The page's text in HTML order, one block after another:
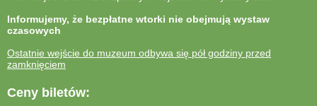
Informujemy, że bezpłatne wtorki nie obejmują wystaw
czasowych
Ostatnie wejście do muzeum odbywa się pół godziny przed
zamknięciem
Ceny biletów: